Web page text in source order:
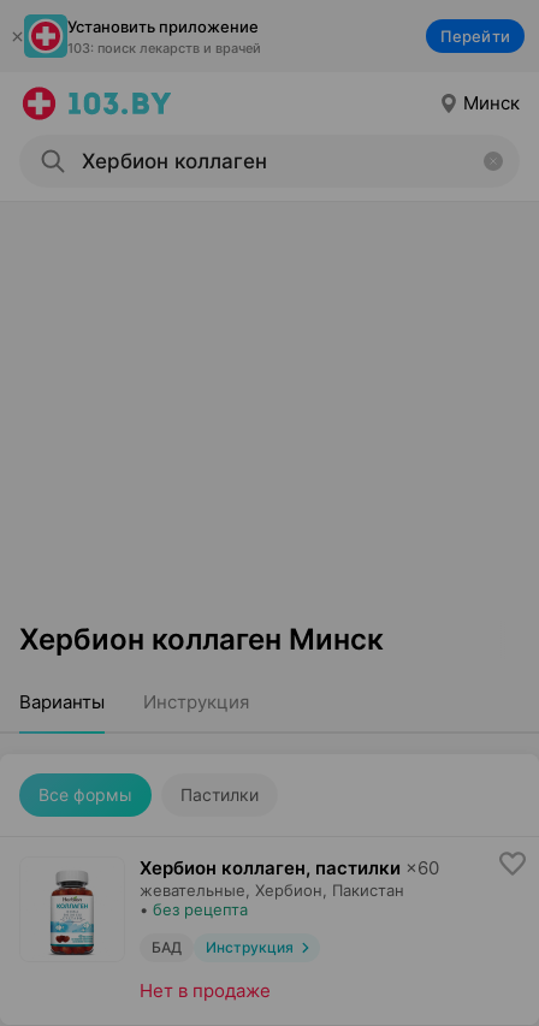
Установить приложение
103: поиск лекарств и врачей
Перейти
Минск
Хербион коллаген Минск
Варианты Инструкция
Все формы Пастилки
Хербион коллаген, пастилки ×60
жевательные, Хербион , Пакистан
• без рецепта
БАД Инструкция
Нет в продаже